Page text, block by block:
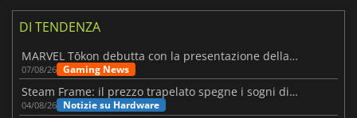
DI TENDENZA
MARVEL Tōkon debutta con la presentazione della roadmap per il primo anno
07/08/26 Gaming News
Steam Frame: il prezzo trapelato spegne i sogni di un VR economico
04/08/26 Notizie su Hardware